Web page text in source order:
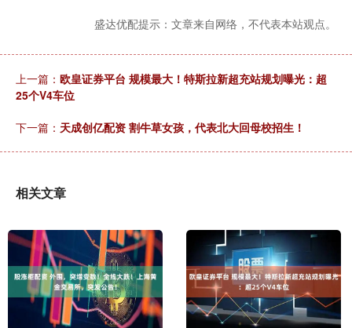
盛达优配提示：文章来自网络，不代表本站观点。
上一篇： 欧皇证券平台 规模最大！特斯拉新超充站规划曝光：超
25个V4车位
下一篇： 天成创亿配资 割牛草女孩，代表北大回母校招生！
相关文章